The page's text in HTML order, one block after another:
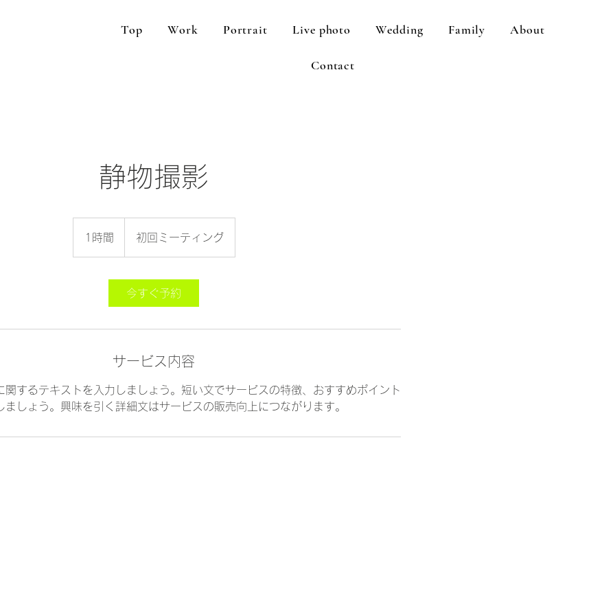
Top Work Portrait Live photo Wedding Family About
Contact
静物撮影
1時間
ン
グ
初回ミーティング
今すぐ予約
サービス内容
関するテキストを入力しましょう。短い文でサービスの特徴、おすすめポイント
ましょう。興味を引く詳細文はサービスの販売向上につながります。